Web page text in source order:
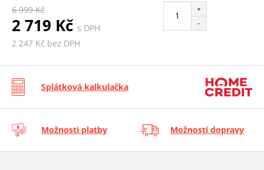
6 999 Kč
2 719 Kč s DPH
2 247 Kč bez DPH
+
-
Splátková kalkulačka
Možnosti platby Možnosti dopravy